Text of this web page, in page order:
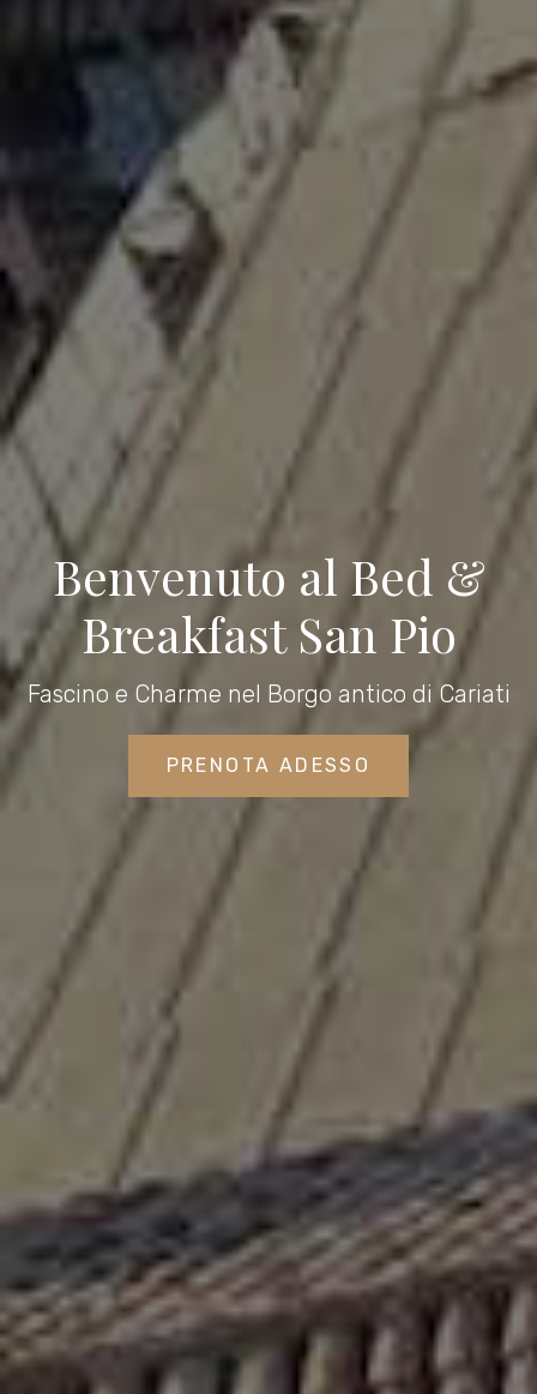
Benvenuto al Bed &
Breakfast San Pio
Fascino e Charme nel Borgo antico di Cariati
PRENOTA ADESSO